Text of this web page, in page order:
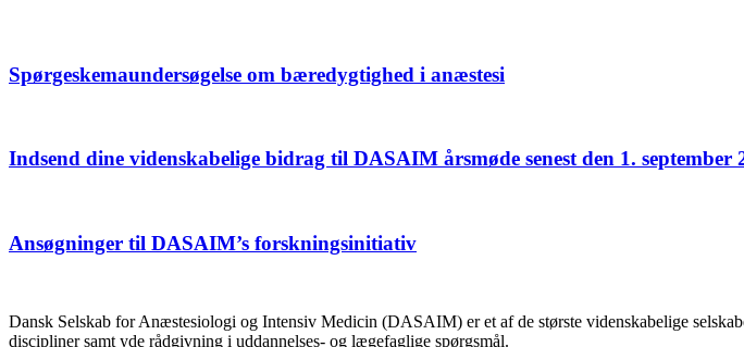
Spørgeskemaundersøgelse om bæredygtighed i anæstesi
Indsend dine videnskabelige bidrag til DASAIM årsmøde senest den 1. september
Ansøgninger til DASAIM’s forskningsinitiativ
Dansk Selskab for Anæstesiologi og Intensiv Medicin (DASAIM) er et af de største videnskabelige
discipliner samt yde rådgivning i uddannelses- og lægefaglige spørgsmål.